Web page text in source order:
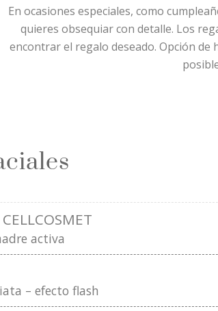
En ocasiones especiales, como
quieres obsequiar con detalle. Los
encontrar el regalo deseado. Opción
activa
– efecto flash